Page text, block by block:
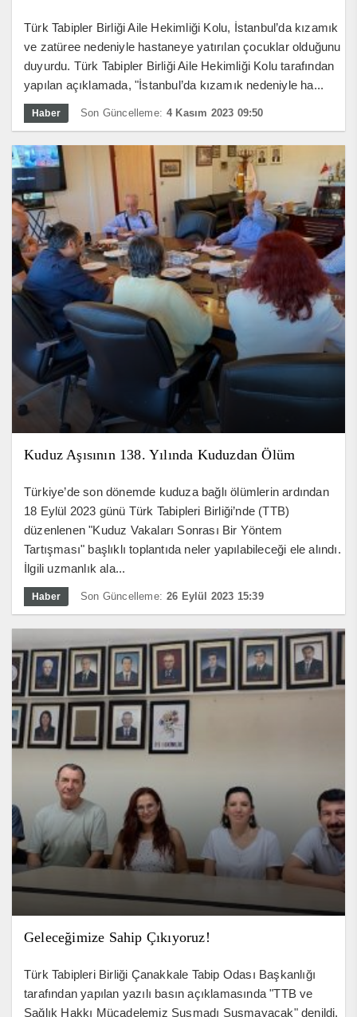
Türk Tabipler Birliği Aile Hekimliği Kolu, İstanbul’da kızamık
ve zatüree nedeniyle hastaneye yatırılan çocuklar olduğunu
duyurdu. Türk Tabipler Birliği Aile Hekimliği Kolu tarafından
yapılan açıklamada, "İstanbul’da kızamık nedeniyle ha...
Haber Son Güncelleme: 4 Kasım 2023 09:50
Kuduz Aşısının 138. Yılında Kuduzdan Ölüm
Türkiye’de son dönemde kuduza bağlı ölümlerin ardından
18 Eylül 2023 günü Türk Tabipleri Birliği’nde (TTB)
düzenlenen "Kuduz Vakaları Sonrası Bir Yöntem
Tartışması" başlıklı toplantıda neler yapılabileceği ele alındı.
İlgili uzmanlık ala...
Haber Son Güncelleme: 26 Eylül 2023 15:39
Geleceğimize Sahip Çıkıyoruz!
Türk Tabipleri Birliği Çanakkale Tabip Odası Başkanlığı
tarafından yapılan yazılı basın açıklamasında "TTB ve
Sağlık Hakkı Mücadelemiz Susmadı Susmayacak" denildi.